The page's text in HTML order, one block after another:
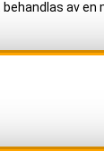
av en